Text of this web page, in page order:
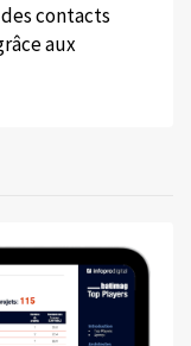
contacts
aux